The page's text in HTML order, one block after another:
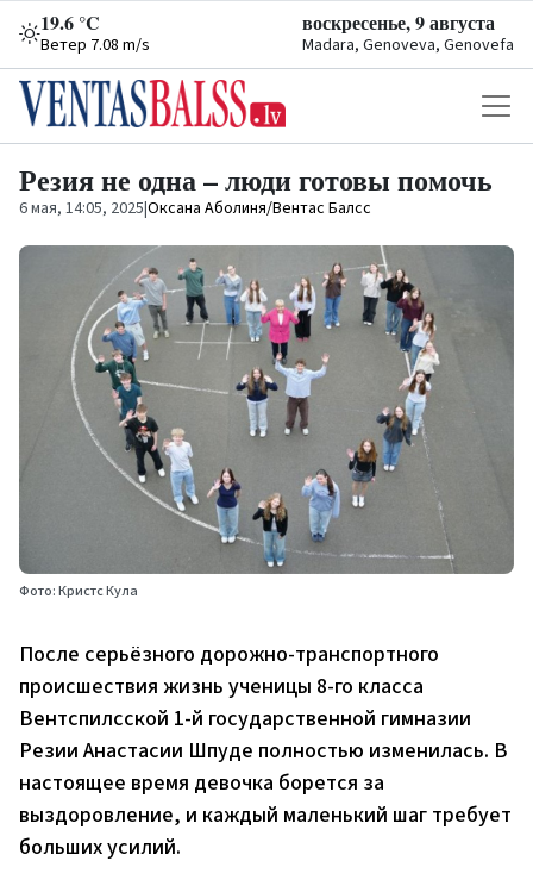
19.6 °C
Ветер 7.08 m/s
воскресенье, 9 августа
Madara, Genoveva, Genovefa
Резия не одна – люди готовы помочь
6 мая, 14:05, 2025|Оксана Аболиня/Вентас Балсс
Фото: Кристс Кула
После серьёзного дорожно-транспортного
происшествия жизнь ученицы 8-го класса
Вентспилсской 1-й государственной гимназии
Резии Анастасии Шпуде полностью изменилась. В
настоящее время девочка борется за
выздоровление, и каждый маленький шаг требует
больших усилий.